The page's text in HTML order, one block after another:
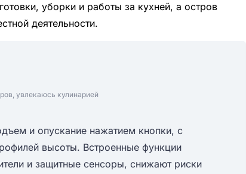
уборки и работы за кухней, а остров
деятельности.
увлекаюсь кулинарией
и опускание нажатием кнопки, с
высоты. Встроенные функции
и защитные сенсоры, снижают риски